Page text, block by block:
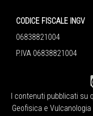
CODICE FISCALE INGV
06838821004
P.IVA 06838821004
I contenuti pubblicati su
Geofisica e Vulcanologia